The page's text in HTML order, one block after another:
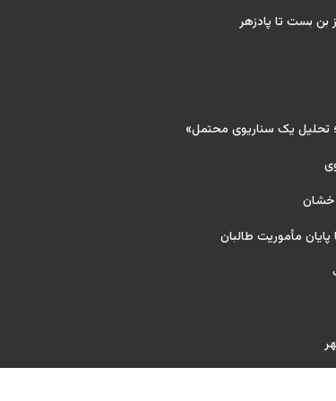
بن بست تا پادزهر
تحلیل یک سناریوی محتمل»
مأموریت طالبان